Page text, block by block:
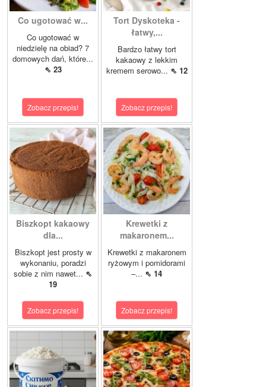
Co ugotować w...
Co ugotować w
niedzielę na obiad? 7
domowych dań, które...
⇖ 23
Zobacz przepis!
Tort Dyskoteka -
łatwy,...
Bardzo łatwy tort
kakaowy z lekkim
kremem serowo... ⇖ 12
Zobacz przepis!
Biszkopt kakaowy
dla...
Biszkopt jest prosty w
wykonaniu, poradzi
sobie z nim nawet... ⇖
19
Zobacz przepis!
Krewetki z
makaronem...
Krewetki z makaronem
ryżowym i pomidorami
–... ⇖ 14
Zobacz przepis!